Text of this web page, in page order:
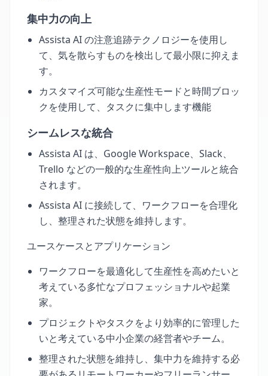
集中力の向上
Assista AI の注意追跡テクノロジーを使用し
て、気を散らすものを検出して最小限に抑えま
す。
カスタマイズ可能な生産性モードと時間ブロッ
クを使用して、タスクに集中します機能
シームレスな統合
Assista AI は、Google Workspace、Slack、
Trello などの一般的な生産性向上ツールと統合
されます。
Assista AI に接続して、ワークフローを合理化
し、整理された状態を維持します。
ユースケースとアプリケーション
ワークフローを最適化して生産性を高めたいと
考えている多忙なプロフェッショナルや起業
家。
プロジェクトやタスクをより効率的に管理した
いと考えている中小企業の経営者やチーム。
整理された状態を維持し、集中力を維持する必